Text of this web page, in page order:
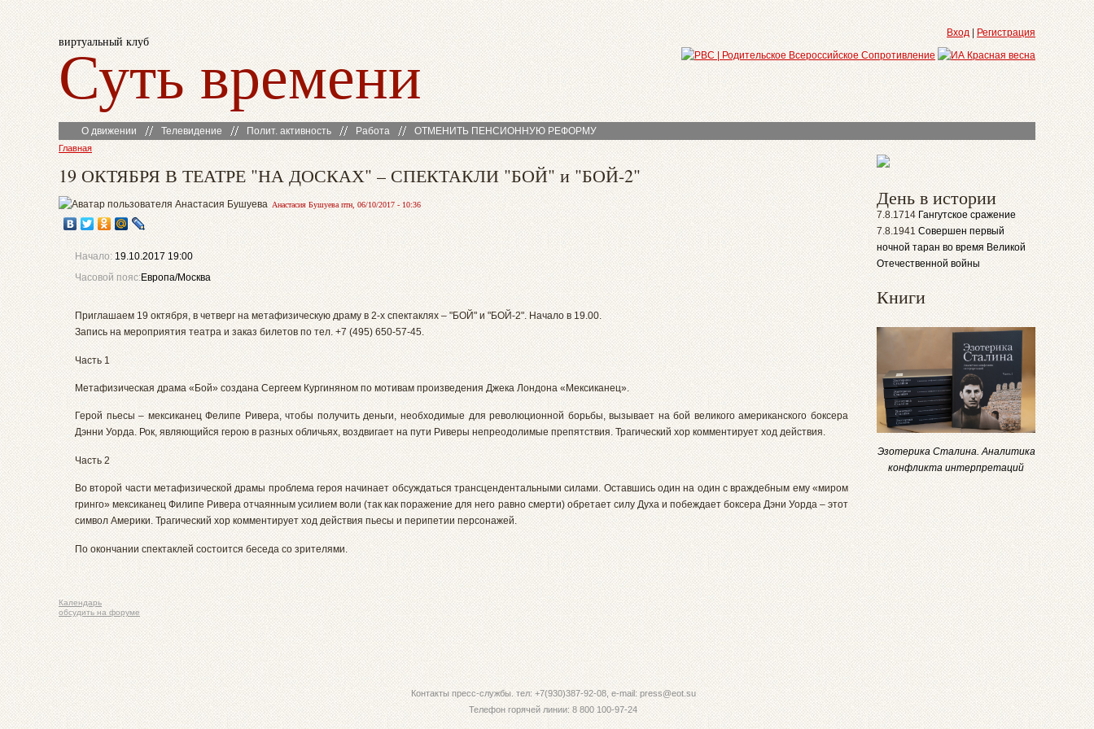
виртуальный клуб
Суть времени
Вход Регистрация
О движении Телевидение Полит. активность Работа ОТМЕНИТЬ ПЕНСИОННУЮ РЕФОРМУ
Главная
19 ОКТЯБРЯ В ТЕАТРЕ "НА ДОСКАХ" – СПЕКТАКЛИ "БОЙ" и "БОЙ-2"
Анастасия Бушуева птн, 06/10/2017 - 10:36
Начало: 19.10.2017 19:00
Часовой пояс:Европа/Москва
Приглашаем 19 октября, в четверг на метафизическую драму в 2-х спектаклях – "БОЙ" и "БОЙ-2". Начало в 19.00.
Запись на мероприятия театра и заказ билетов по тел. +7 (495) 650-57-45.
Часть 1
Метафизическая драма «Бой» создана Сергеем Кургиняном по мотивам произведения Джека Лондона «Мексиканец».
Герой пьесы – мексиканец Фелипе Ривера, чтобы получить деньги, необходимые для революционной борьбы, вызывает на бой великого американского боксера
Дэнни Уорда. Рок, являющийся герою в разных обличьях, воздвигает на пути Риверы непреодолимые препятствия. Трагический хор комментирует ход действия.
Часть 2
Во второй части метафизической драмы проблема героя начинает обсуждаться трансцендентальными силами. Оставшись один на один с враждебным ему «миром
гринго» мексиканец Филипе Ривера отчаянным усилием воли (так как поражение для него равно смерти) обретает силу Духа и побеждает боксера Дэни Уорда – этот
символ Америки. Трагический хор комментирует ход действия пьесы и перипетии персонажей.
По окончании спектаклей состоится беседа со зрителями.
Календарь
обсудить на форуме
Контакты пресс-службы. тел: +7(930)387-92-08, e-mail: press@eot.su
Телефон горячей линии: 8 800 100-97-24
День в истории
7.8.1714 Гангутское сражение
7.8.1941 Совершен первый
ночной таран во время Великой
Отечественной войны
Книги
Эзотерика Сталина. Аналитика
конфликта интерпретаций